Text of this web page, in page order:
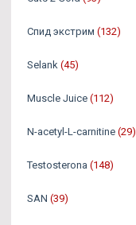
Спид экстрим (132)
Selank (45)
Muscle Juice (112)
N-acetyl-L-carnitine (29)
Testosterona (148)
SAN (39)